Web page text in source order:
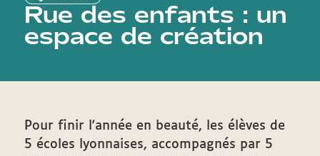
Rue des enfants : un
espace de création
Pour finir l'année en beauté, les élèves de
5 écoles lyonnaises, accompagnés par 5